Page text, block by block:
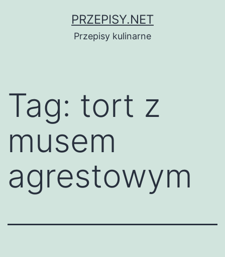
PRZEPISY.NET
Przepisy kulinarne
Tag: tort z
musem
agrestowym